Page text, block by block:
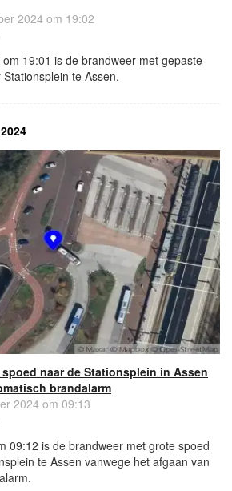
2024 om 19:02
19:01 is de brandweer met gepaste
te Assen.
naar de Stationsplein in Assen
brandalarm
2024 om 09:13
09:12 is de brandweer met grote spoed
te Assen vanwege het afgaan van